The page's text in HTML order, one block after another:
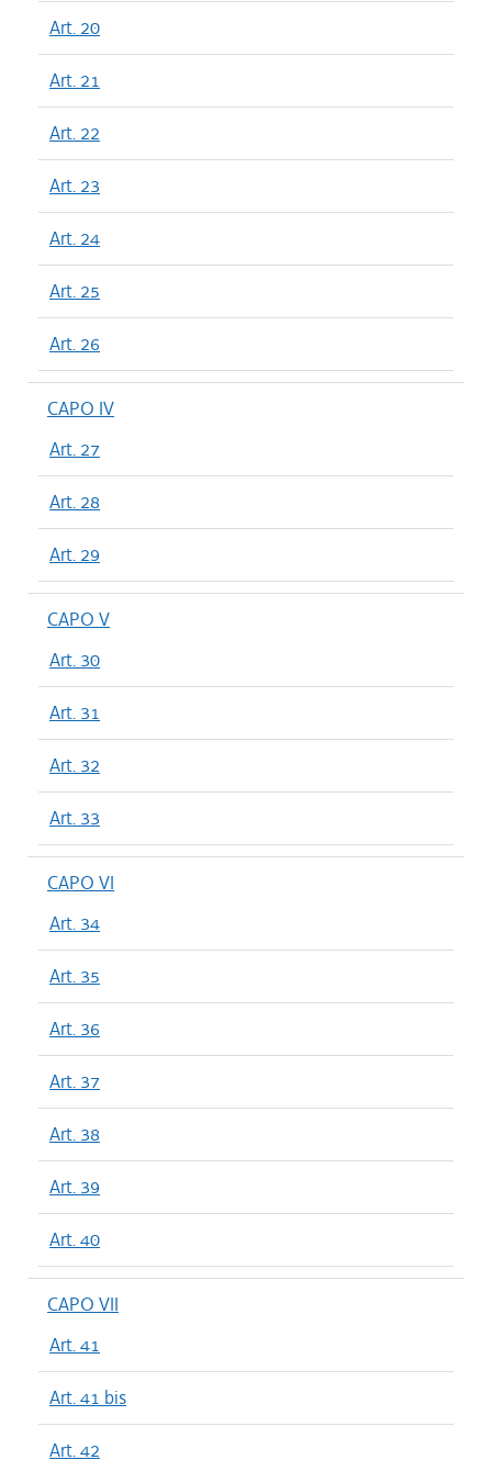
Art. 20
Art. 21
Art. 22
Art. 23
Art. 24
Art. 25
Art. 26
CAPO IV
Art. 27
Art. 28
Art. 29
CAPO V
Art. 30
Art. 31
Art. 32
Art. 33
CAPO VI
Art. 34
Art. 35
Art. 36
Art. 37
Art. 38
Art. 39
Art. 40
CAPO VII
Art. 41
Art. 41 bis
Art. 42